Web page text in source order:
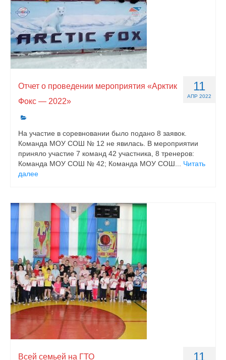
11
АПР 2022
Отчет о проведении мероприятия «Арктик
Фокс — 2022»
На участие в соревновании было подано 8 заявок.
Команда МОУ СОШ № 12 не явилась. В мероприятии
приняло участие 7 команд 42 участника, 8 тренеров:
Команда МОУ СОШ № 42; Команда МОУ СОШ... Читать
далее
11
Всей семьей на ГТО